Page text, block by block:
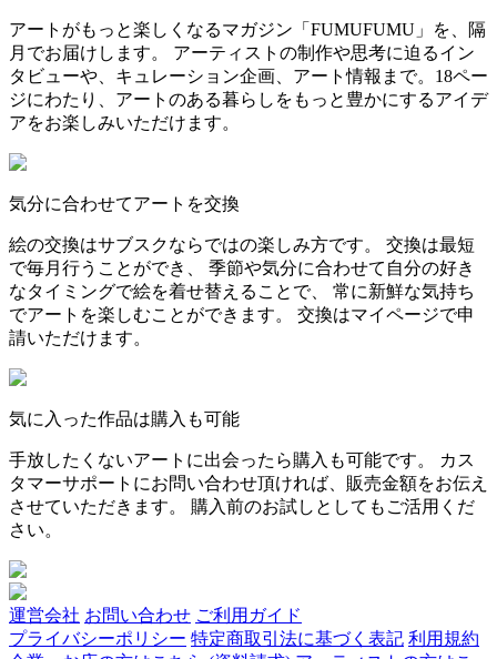
アートがもっと楽しくなるマガジン「FUMUFUMU」を、隔
月でお届けします。 アーティストの制作や思考に迫るイン
タビューや、キュレーション企画、アート情報まで。18ペー
ジにわたり、アートのある暮らしをもっと豊かにするアイデ
アをお楽しみいただけます。
気分に合わせてアートを交換
絵の交換はサブスクならではの楽しみ方です。 交換は最短
で毎月行うことができ、 季節や気分に合わせて自分の好き
なタイミングで絵を着せ替えることで、 常に新鮮な気持ち
でアートを楽しむことができます。 交換はマイページで申
請いただけます。
気に入った作品は購入も可能
手放したくないアートに出会ったら購入も可能です。 カス
タマーサポートにお問い合わせ頂ければ、販売金額をお伝え
させていただきます。 購入前のお試しとしてもご活用くだ
さい。
運営会社 お問い合わせ ご利用ガイド
プライバシーポリシー 特定商取引法に基づく表記 利用規約